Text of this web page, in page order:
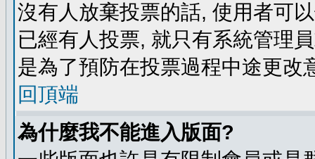
沒有人放棄投票的話, 使用者可
已經有人投票, 就只有系統管理
是為了預防在投票過程中途更改
回頂端
為什麼我不能進入版面?